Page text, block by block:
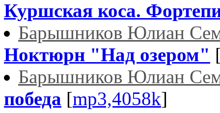
Куршская коса.
Барышников Юлиан
Ноктюрн "Над озером"
Барышников Юлиан
победа [mp3,4058k]